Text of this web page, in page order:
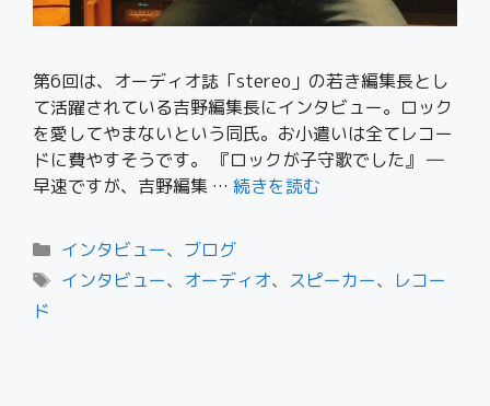
第6回は、オーディオ誌「stereo」の若き編集長とし
て活躍されている吉野編集長にインタビュー。ロック
を愛してやまないという同氏。お小遣いは全てレコー
ドに費やすそうです。 『ロックが子守歌でした』 ―
早速ですが、吉野編集 … 続きを読む
インタビュー、 ブログ
インタビュー、 オーディオ、 スピーカー、
レコー
ド